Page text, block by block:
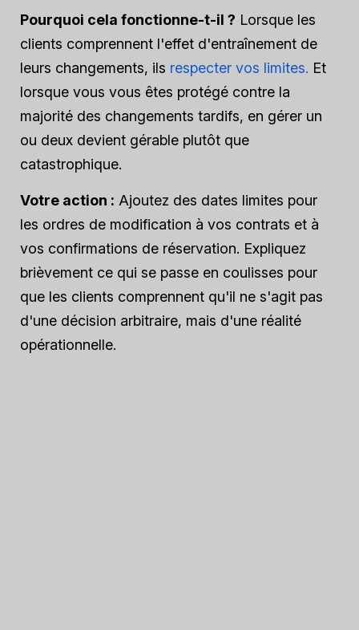
Pourquoi cela fonctionne-t-il ? Lorsque les
clients comprennent l'effet d'entraînement de
leurs changements, ils respecter vos limites. Et
lorsque vous vous êtes protégé contre la
majorité des changements tardifs, en gérer un
ou deux devient gérable plutôt que
catastrophique.
Votre action : Ajoutez des dates limites pour
les ordres de modification à vos contrats et à
vos confirmations de réservation. Expliquez
brièvement ce qui se passe en coulisses pour
que les clients comprennent qu'il ne s'agit pas
d'une décision arbitraire, mais d'une réalité
opérationnelle.